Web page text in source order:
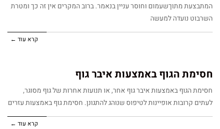
המתבצעת מתוךשעמום וחוסר עניין בנאמר. ברוב המקרים אין זה כך ומטרת
השרבוט נועדה למעשה
קרא עוד ←
חסימת הגוף באמצעות איבר גוף
חסימת הגוף באמצעות איבר גוף אחר, או תנועות אחרות של גוף מסוגר,
לעתים קרובות אופיינות לטיפוס שנוהג להתגונן. חסימת גוף באמצעות עזרים
קרא עוד ←